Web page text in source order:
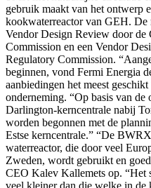
gebruik maakt van het ontwerp
kookwaterreactor van GEH. De
Vendor Design Review door de
Commission en een Vendor
Regulatory Commission.
beginnen, vond Fermi Energia
aanbiedingen het meest
onderneming. “Op basis van
Darlington-kerncentrale nabij
worden begonnen met de
Estse kerncentrale.” “De
waterreactor, die door veel
Zweden, wordt gebruikt en
CEO Kalev Kallemets op. “Het
veel kleiner dan die welke in de